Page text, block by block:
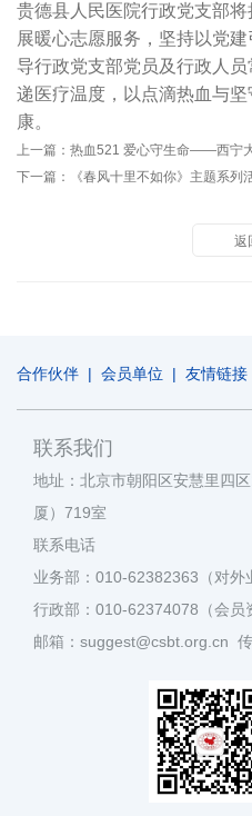
贵德县人民医院行政党支部
展暖心志愿服务，坚持以党
导行政党支部党员及行政人
递医疗温度，以点滴热血与
康。
上一篇： 热血521 爱心守生命——西宁
下一篇：
《春风十里不如你》主题系列
返
合作伙伴 | 会员单位 | 友情链接
联系我们
地址：北京市朝阳区安慧里四
厦）719室
联系电话
业务部：010-62382363（对外
行政部：010-62374078（会员
邮箱：suggest@csbt.org.cn